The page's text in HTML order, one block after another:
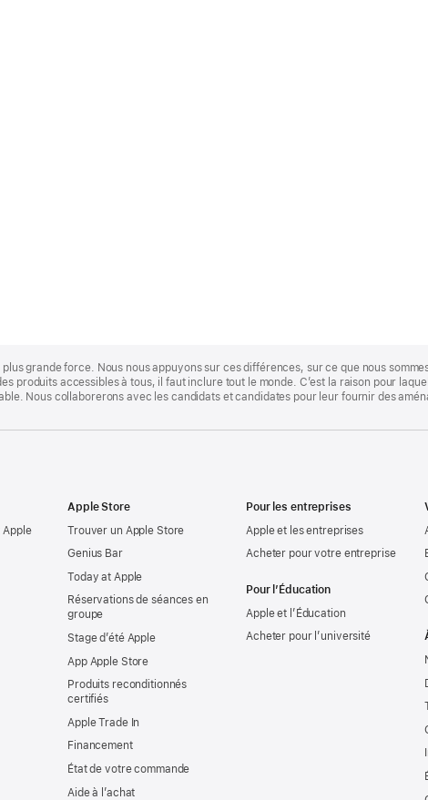
grande force. Nous nous appuyons sur ces différences, sur ce que nous
produits accessibles à tous, il faut inclure tout le monde. C’est la raison pour
Nous collaborerons avec les candidats et candidates pour leur fournir des
Apple Store
Trouver un Apple Store
Genius Bar
Today at Apple
Réservations de séances en
groupe
Stage d’été Apple
App Apple Store
Produits reconditionnés
certifiés
Apple Trade In
Financement
État de votre commande
Aide à l’achat
Pour les entreprises
Apple et les entreprises
Acheter pour votre entreprise
Pour l’Éducation
Apple et l’Éducation
Acheter pour l’université